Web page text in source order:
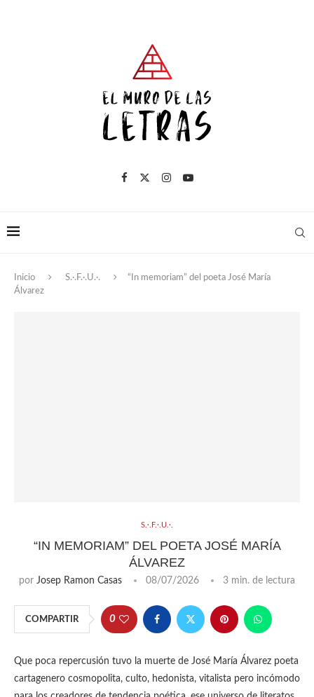
Inicio S.·.F.·.U.·.
“In memoriam” del poeta José María
Álvarez
S.·.F.·.U.·.
“IN MEMORIAM” DEL POETA JOSÉ MARÍA
ÁLVAREZ
por Josep Ramon Casas 08/07/2026 3 min. de lectura
COMPARTIR 0
Que poca repercusión tuvo la muerte de José María Álvarez poeta
cartagenero cosmopolita, culto, hedonista, vitalista pero incómodo